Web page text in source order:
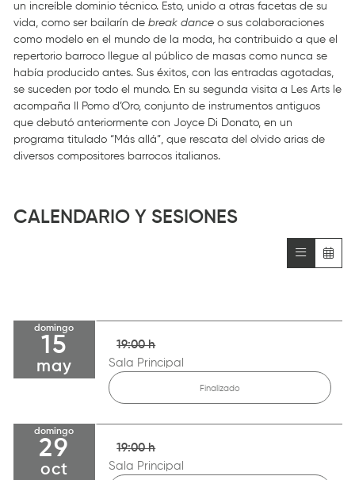
un increíble dominio técnico. Esto, unido a otras facetas de su
vida, como ser bailarín de break danceo sus colaboraciones
como modelo en el mundo de la moda, ha contribuido a que el
repertorio barroco llegue al público de masas como nunca se
había producido antes. Sus éxitos, con las entradas agotadas,
se suceden por todo el mundo. En su segunda visita a Les Arts le
acompaña Il Pomo d’Oro, conjunto de instrumentos antiguos
que debutó anteriormente con Joyce Di Donato, en un
programa titulado “Más allá”, que rescata del olvido arias de
diversos compositores barrocos italianos.
CALENDARIO Y SESIONES
domingo
15
may
19:00 h
Sala Principal
Finalizado
domingo
29
oct
19:00 h
Sala Principal